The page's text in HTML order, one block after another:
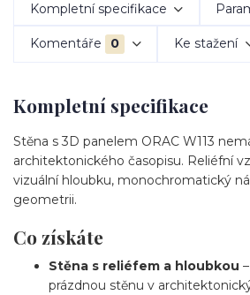
Kompletní specifikace
Komentáře 0 Ke stažení
Kompletní specifikace
Stěna s 3D panelem ORAC W113
architektonického časopisu. Reliéfní
vizuální hloubku, monochromatický
geometrii.
Co získáte
Stěna s reliéfem a hloubkou
prázdnou stěnu v